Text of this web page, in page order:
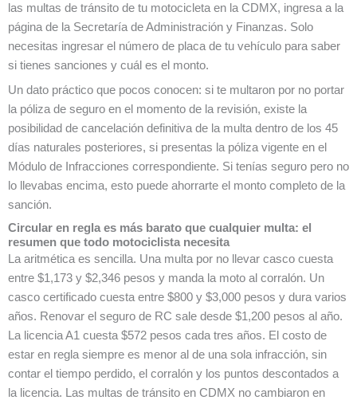
las multas de tránsito de tu motocicleta en la CDMX, ingresa a la
página de la Secretaría de Administración y Finanzas. Solo
necesitas ingresar el número de placa de tu vehículo para saber
si tienes sanciones y cuál es el monto.
Un dato práctico que pocos conocen: si te multaron por no portar
la póliza de seguro en el momento de la revisión, existe la
posibilidad de cancelación definitiva de la multa dentro de los 45
días naturales posteriores, si presentas la póliza vigente en el
Módulo de Infracciones correspondiente. Si tenías seguro pero no
lo llevabas encima, esto puede ahorrarte el monto completo de la
sanción.
Circular en regla es más barato que cualquier multa: el
resumen que todo motociclista necesita
La aritmética es sencilla. Una multa por no llevar casco cuesta
entre $1,173 y $2,346 pesos y manda la moto al corralón. Un
casco certificado cuesta entre $800 y $3,000 pesos y dura varios
años. Renovar el seguro de RC sale desde $1,200 pesos al año.
La licencia A1 cuesta $572 pesos cada tres años. El costo de
estar en regla siempre es menor al de una sola infracción, sin
contar el tiempo perdido, el corralón y los puntos descontados a
la licencia. Las multas de tránsito en CDMX no cambiaron en